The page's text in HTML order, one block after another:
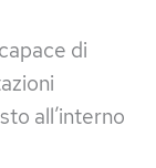
di
all’interno